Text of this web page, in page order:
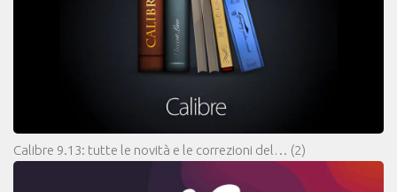
Calibre 9.13: tutte le novità e le correzioni del… (2)